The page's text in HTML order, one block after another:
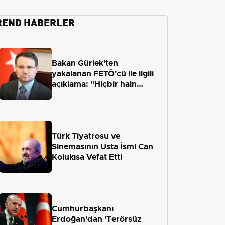
HABERLER
Bakan Gürlek'ten
yakalanan FETÖ'cü ile ilgili
açıklama: "Hiçbir hain
Türk Tiyatrosu ve
Sinemasının Usta İsmi Can
Kolukısa Vefat Etti
Cumhurbaşkanı
Erdoğan'dan 'Terörsüz